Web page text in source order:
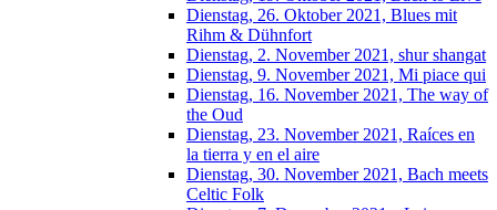
Dienstag, 26. Oktober 2021, Blues mit
Rihm & Dühnfort
Dienstag, 2. November 2021, shur shangat
Dienstag, 9. November 2021, Mi piace qui
Dienstag, 16. November 2021, The way of
the Oud
Dienstag, 23. November 2021, Raíces en
la tierra y en el aire
Dienstag, 30. November 2021, Bach meets
Celtic Folk